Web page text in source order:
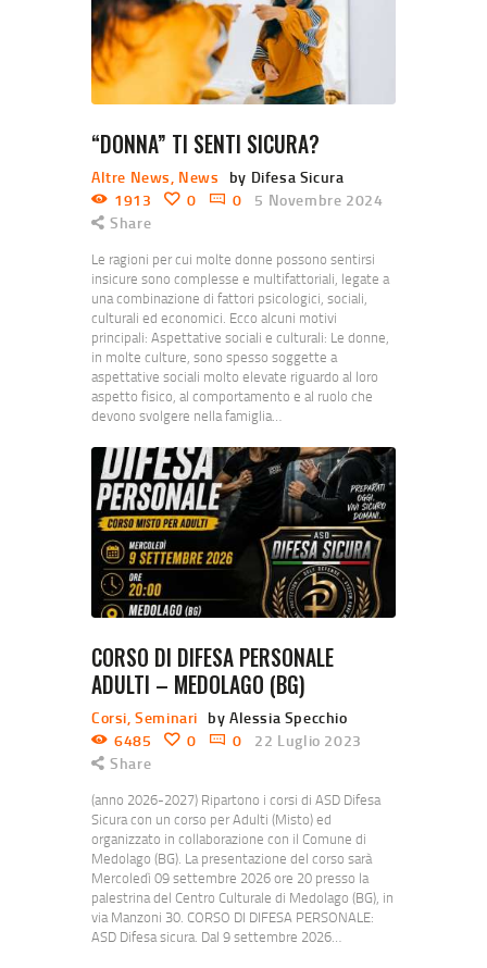
e…
“DONNA” TI SENTI SICURA?
Altre News News
by Difesa Sicura
1913
0 0
5 Novembre 2024
Share
Le ragioni per cui molte donne possono sentirsi
insicure sono complesse e multifattoriali, legate a
una combinazione di fattori psicologici, sociali,
culturali ed economici. Ecco alcuni motivi
principali: Aspettative sociali e culturali: Le donne,
in molte culture, sono spesso soggette a
aspettative sociali molto elevate riguardo al loro
aspetto fisico, al comportamento e al ruolo che
devono svolgere nella famiglia…
CORSO DI DIFESA PERSONALE
ADULTI – MEDOLAGO (BG)
Corsi ,Seminari by Alessia Specchio
6485
0 0
22 Luglio 2023
Share
(anno 2026-2027) Ripartono i corsi di ASD Difesa
Sicura con un corso per Adulti (Misto) ed
organizzato in collaborazione con il Comune di
Medolago (BG). La presentazione del corso sarà
Mercoledì 09 settembre 2026 ore 20 presso la
palestrina del Centro Culturale di Medolago (BG), in
via Manzoni 30. CORSO DI DIFESA PERSONALE:
ASD Difesa sicura. Dal 9 settembre 2026…